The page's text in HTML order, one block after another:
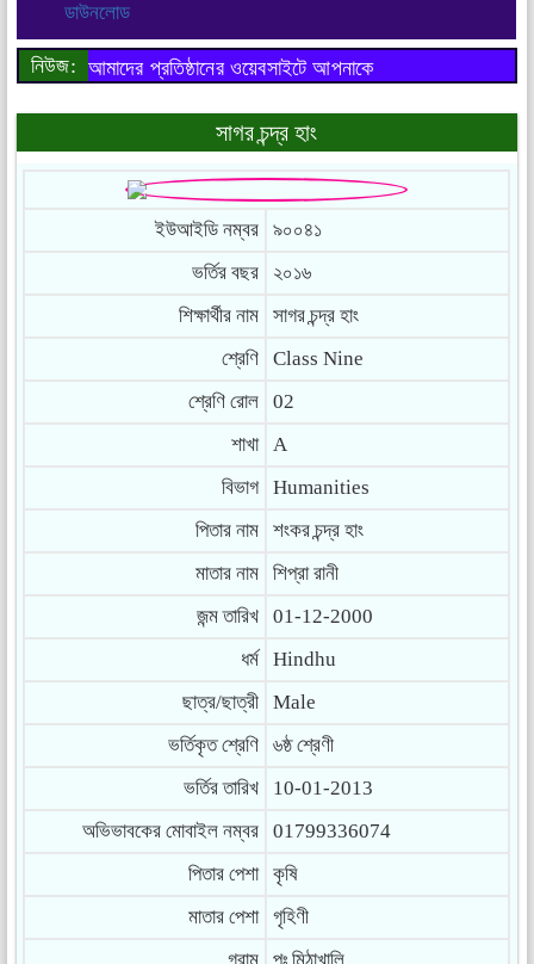
ডাউনলোড
নিউজ: আমাদের প্রতিষ্ঠানের ওয়েবসাইটে আপনাকে
সাগর চন্দ্র হাং
ইউআইডি নম্বর
৯০০৪১
ভর্তির বছর
২০১৬
শিক্ষার্থীর নাম
সাগর চন্দ্র হাং
শ্রেণি
Class Nine
শ্রেণি রোল
02
শাখা
A
বিভাগ
Humanities
পিতার নাম
শংকর চন্দ্র হাং
মাতার নাম
শিপ্রা রানী
জন্ম তারিখ
01-12-2000
ধর্ম
Hindhu
ছাত্র/ছাত্রী
Male
ভর্তিকৃত শ্রেণি
৬ষ্ঠ শ্রেণী
ভর্তির তারিখ
10-01-2013
অভিভাবকের মোবাইল নম্বর
01799336074
পিতার পেশা
কৃষি
মাতার পেশা
গৃহিণী